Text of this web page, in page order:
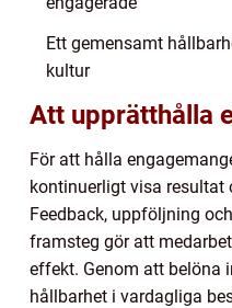
Ett gemensamt
kultur
Att upprätthålla
För att hålla
kontinuerligt visa resultat
Feedback, uppföljning
framsteg gör att
effekt. Genom att belöna
hållbarhet i vardagliga